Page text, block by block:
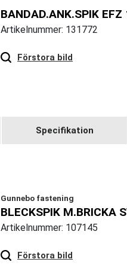
BANDAD.ANK.SPIK
Artikelnummer: 131772
Förstora bild
Specifikation
Gunnebo fastening
BLECKSPIK M.BRICKA
Artikelnummer: 107145
Förstora bild